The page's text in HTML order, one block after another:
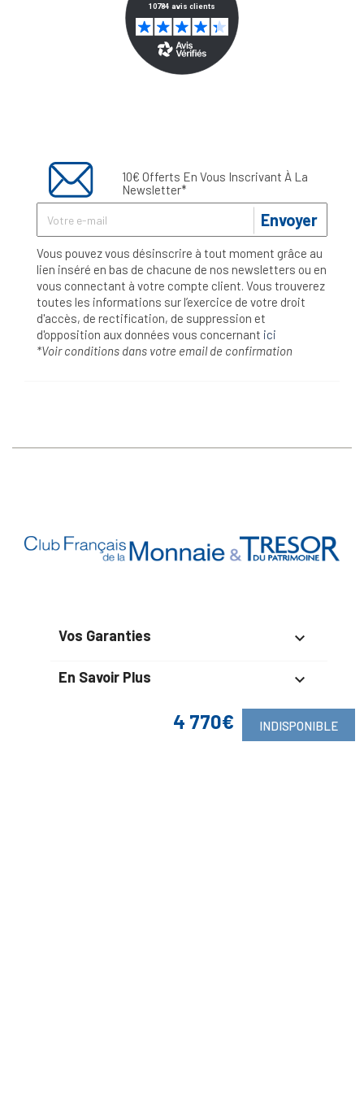
4 770€ INDISPONIBLE
10€ Offerts En Vous Inscrivant À La
Newsletter*
Envoyer
Vous pouvez vous désinscrire à tout moment grâce au
lien inséré en bas de chacune de nos newsletters ou en
vous connectant à votre compte client. Vous trouverez
toutes les informations sur l’exercice de votre droit
d'accès, de rectification, de suppression et
d'opposition aux données vous concernant ici
*Voir conditions dans votre email de confirmation
Vos Garanties 
En Savoir Plus 
